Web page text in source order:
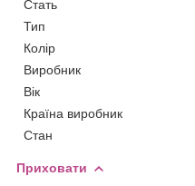
Стать
Тип
Колір
Виробник
Вік
Країна виробник
Стан
Приховати